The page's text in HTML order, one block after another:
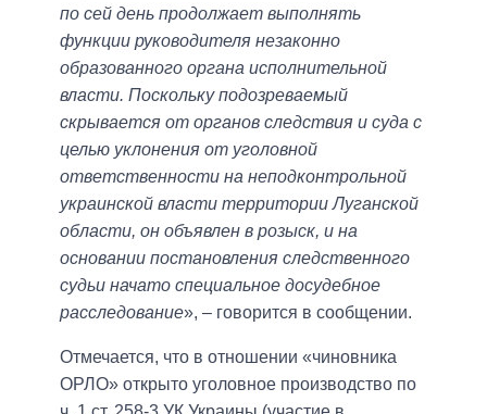
по сей день продолжает выполнять
функции руководителя незаконно
образованного органа исполнительной
власти. Поскольку подозреваемый
скрывается от органов следствия и суда с
целью уклонения от уголовной
ответственности на неподконтрольной
украинской власти территории Луганской
области, он объявлен в розыск, и на
основании постановления следственного
судьи начато специальное досудебное
расследование», – говорится в сообщении.
Отмечается, что в отношении «чиновника
ОРЛО» открыто уголовное производство по